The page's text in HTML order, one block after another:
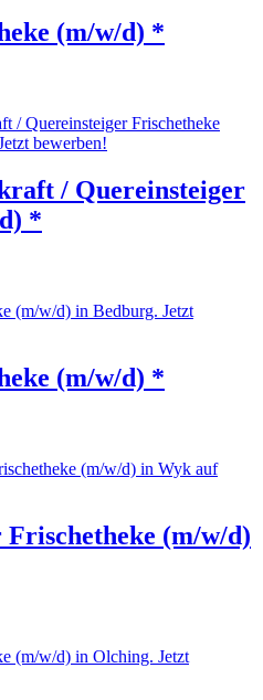
(m/w/d) *
/ Quereinsteiger
*
(m/w/d) *
(m/w/d)